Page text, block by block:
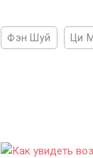
Фэн Шуй Ци